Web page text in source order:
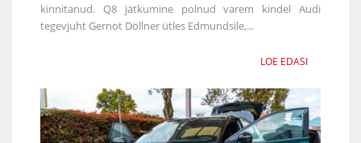
kinnitanud. Q8 jätkumine polnud varem kindel Audi
tegevjuht Gernot Döllner ütles Edmundsile,...
LOE EDASI